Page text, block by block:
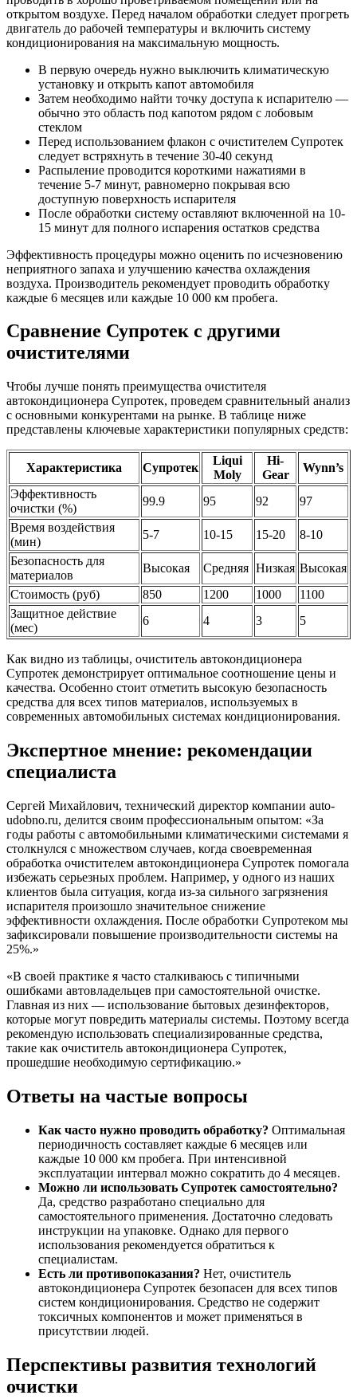
открытом воздухе. Перед началом обработки следует прогреть
двигатель до рабочей температуры и включить систему
кондиционирования на максимальную мощность.
В первую очередь нужно выключить климатическую
установку и открыть капот автомобиля
Затем необходимо найти точку доступа к испарителю —
обычно это область под капотом рядом с лобовым
стеклом
Перед использованием флакон с очистителем Супротек
следует встряхнуть в течение 30-40 секунд
Распыление проводится короткими нажатиями в
течение 5-7 минут, равномерно покрывая всю
доступную поверхность испарителя
После обработки систему оставляют включенной на 10-
15 минут для полного испарения остатков средства
Эффективность процедуры можно оценить по исчезновению
неприятного запаха и улучшению качества охлаждения
воздуха. Производитель рекомендует проводить обработку
каждые 6 месяцев или каждые 10 000 км пробега.
Сравнение Супротек с другими
очистителями
Чтобы лучше понять преимущества очистителя
автокондиционера Супротек, проведем сравнительный анализ
с основными конкурентами на рынке. В таблице ниже
представлены ключевые характеристики популярных средств:
Характеристика Супротек
Liqui
Moly
Hi-
Gear
Wynn’s
Эффективность
очистки (%)
99.9 95 92
97
Время воздействия
(мин)
5-7 10-15 15-20
8-10
Безопасность для
материалов
Высокая Средняя Низкая Высокая
Стоимость (руб)
850 1200 1000
1100
Защитное действие
(мес)
6 4 3 5
Как видно из таблицы, очиститель автокондиционера
Супротек демонстрирует оптимальное соотношение цены и
качества. Особенно стоит отметить высокую безопасность
средства для всех типов материалов, используемых в
современных автомобильных системах кондиционирования.
Экспертное мнение: рекомендации
специалиста
Сергей Михайлович, технический директор компании auto-
udobno.ru, делится своим профессиональным опытом: «За
годы работы с автомобильными климатическими системами я
столкнулся с множеством случаев, когда своевременная
обработка очистителем автокондиционера Супротек помогала
избежать серьезных проблем. Например, у одного из наших
клиентов была ситуация, когда из-за сильного загрязнения
испарителя произошло значительное снижение
эффективности охлаждения. После обработки Супротеком мы
зафиксировали повышение производительности системы на
25%.»
«В своей практике я часто сталкиваюсь с типичными
ошибками автовладельцев при самостоятельной очистке.
Главная из них — использование бытовых дезинфекторов,
которые могут повредить материалы системы. Поэтому всегда
рекомендую использовать специализированные средства,
такие как очиститель автокондиционера Супротек,
прошедшие необходимую сертификацию.»
Ответы на частые вопросы
Как часто нужно проводить обработку? Оптимальная
периодичность составляет каждые 6 месяцев или
каждые 10 000 км пробега. При интенсивной
эксплуатации интервал можно сократить до 4 месяцев.
Можно ли использовать Супротек самостоятельно?
Да, средство разработано специально для
самостоятельного применения. Достаточно следовать
инструкции на упаковке. Однако для первого
использования рекомендуется обратиться к
специалистам.
Есть ли противопоказания? Нет, очиститель
автокондиционера Супротек безопасен для всех типов
систем кондиционирования. Средство не содержит
токсичных компонентов и может применяться в
присутствии людей.
Перспективы развития технологий
очистки